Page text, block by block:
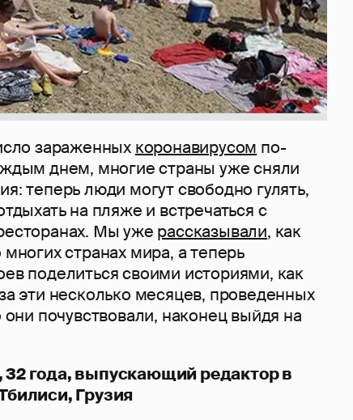
зараженных коронавирусом по-
днем, многие страны уже сняли
теперь люди могут свободно гулять,
на пляже и встречаться с
Мы уже рассказывали, как
странах мира, а теперь
поделиться своими историями, как
эти несколько месяцев, проведенных
почувствовали, наконец выйдя на
года, выпускающий редактор в
Грузия